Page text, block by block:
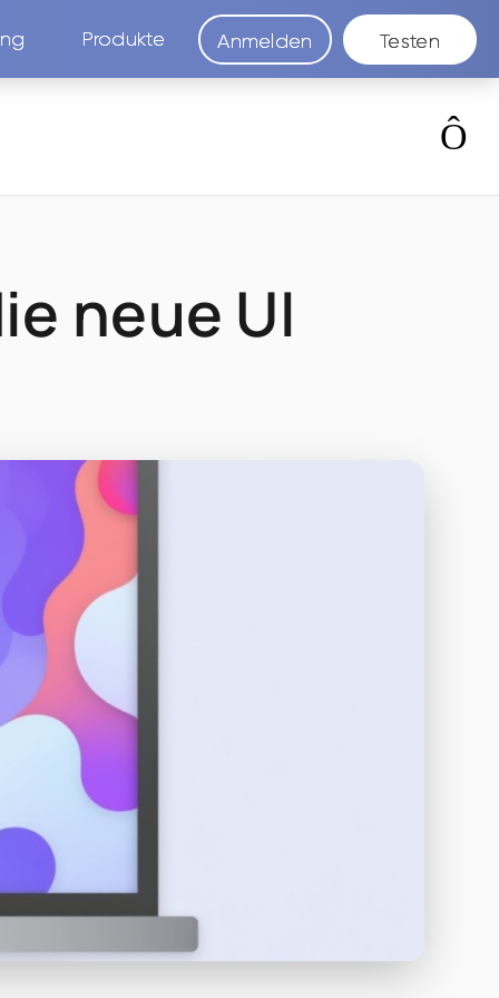
Produkte Anmelden Testen
neue UI